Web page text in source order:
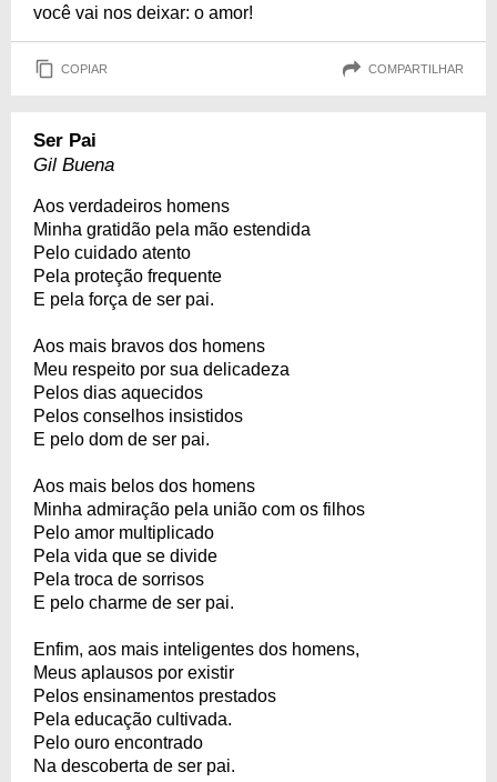
você vai nos deixar: o amor!
COPIAR COMPARTILHAR
Ser Pai
Gil Buena
Aos verdadeiros homens
Minha gratidão pela mão estendida
Pelo cuidado atento
Pela proteção frequente
E pela força de ser pai.
Aos mais bravos dos homens
Meu respeito por sua delicadeza
Pelos dias aquecidos
Pelos conselhos insistidos
E pelo dom de ser pai.
Aos mais belos dos homens
Minha admiração pela união com os filhos
Pelo amor multiplicado
Pela vida que se divide
Pela troca de sorrisos
E pelo charme de ser pai.
Enfim, aos mais inteligentes dos homens,
Meus aplausos por existir
Pelos ensinamentos prestados
Pela educação cultivada.
Pelo ouro encontrado
Na descoberta de ser pai.